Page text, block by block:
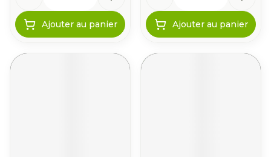
Ajouter au panier Ajouter au panier